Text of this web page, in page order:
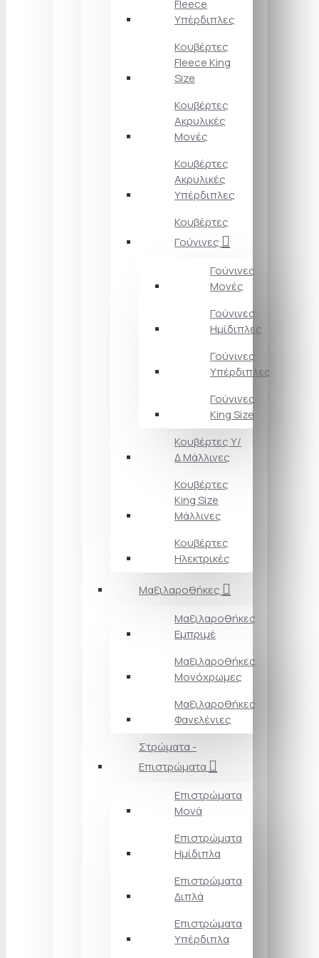
Fleece
Υπέρδιπλες
Κουβέρτες
Fleece King
Size
Κουβέρτες
Ακρυλικές
Μονές
Κουβέρτες
Ακρυλικές
Υπέρδιπλες
Κουβέρτες
Γούνινες
Γούνινες
Μονές
Γούνινες
Ημίδιπλες
Γούνινες
Υπέρδιπλες
Γούνινες
King Size
Κουβέρτες Υ/
Δ Μάλλινες
Κουβέρτες
King Size
Μάλλινες
Κουβέρτες
Ηλεκτρικές
Μαξιλαροθήκες
Μαξιλαροθήκες
Εμπριμέ
Μαξιλαροθήκες
Μονόχρωμες
Μαξιλαροθήκες
Φανελένιες
Στρώματα -
Επιστρώματα
Επιστρώματα
Μονά
Επιστρώματα
Ημίδιπλα
Επιστρώματα
Διπλά
Επιστρώματα
Υπέρδιπλα